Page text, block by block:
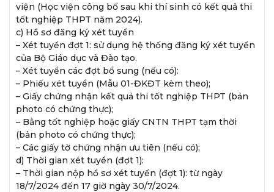
viện (Học viện công bố sau khi thí sinh có kết quả thi
tốt nghiệp THPT năm 2024).
c) Hồ sơ đăng ký xét tuyển
– Xét tuyển đợt 1: sử dụng hệ thống đăng ký xét tuyển
của Bộ Giáo dục và Đào tạo.
– Xét tuyển các đợt bổ sung (nếu có):
– Phiếu xét tuyển (Mẫu 01-ĐKĐT kèm theo);
– Giấy chứng nhận kết quả thi tốt nghiệp THPT (bản
photo có chứng thực);
– Bằng tốt nghiệp hoặc giấy CNTN THPT tạm thời
(bản photo có chứng thực);
– Các giấy tờ chứng nhận ưu tiên (nếu có);
d) Thời gian xét tuyển (đợt 1):
– Thời gian nộp hồ sơ xét tuyển (đợt 1): từ ngày
18/7/2024 đến 17 giờ ngày 30/7/2024.